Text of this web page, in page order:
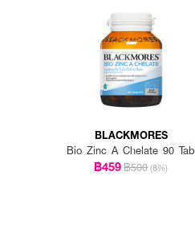
BLACKMORES
Bio Zinc A Chelate 90 Tab
฿459฿500 (8%)